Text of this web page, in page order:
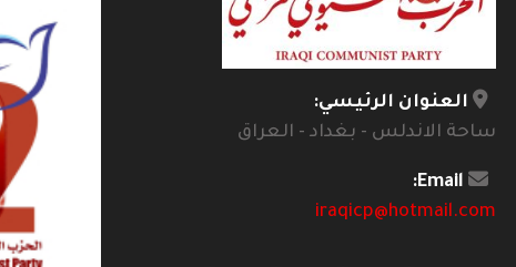
العنوان الرئيسي:
ساحة الاندلس - بغداد - العراق
Email:
iraqicp@hotmail.com